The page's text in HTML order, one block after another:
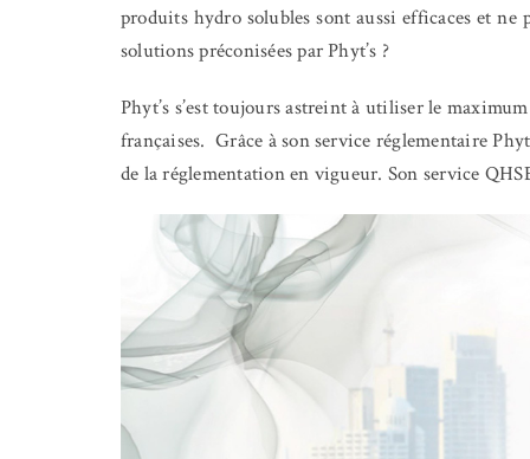
produits hydro solubles sont aussi efficaces et ne
solutions préconisées par Phyt’s ?
Phyt’s s’est toujours astreint à utiliser le
françaises. Grâce à son service réglementaire
de la réglementation en vigueur. Son service